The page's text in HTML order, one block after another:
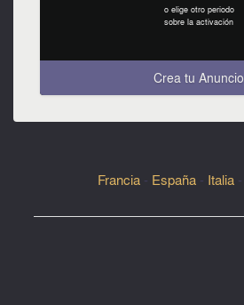
o elige otro periodo
sobre la activación
Crea tu Anuncio
Francia- España- Italia-